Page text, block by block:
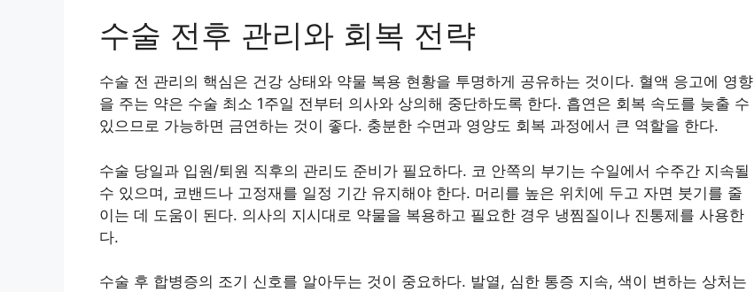
수술 전후 관리와 회복 전략
수술 전 관리의 핵심은 건강 상태와 약물 복용 현황을 투명하게 공유하는 것이다. 혈액 응고에 영향
을 주는 약은 수술 최소 1주일 전부터 의사와 상의해 중단하도록 한다. 흡연은 회복 속도를 늦출 수
있으므로 가능하면 금연하는 것이 좋다. 충분한 수면과 영양도 회복 과정에서 큰 역할을 한다.
수술 당일과 입원/퇴원 직후의 관리도 준비가 필요하다. 코 안쪽의 부기는 수일에서 수주간 지속될
수 있으며, 코밴드나 고정재를 일정 기간 유지해야 한다. 머리를 높은 위치에 두고 자면 붓기를 줄
이는 데 도움이 된다. 의사의 지시대로 약물을 복용하고 필요한 경우 냉찜질이나 진통제를 사용한
다.
수술 후 합병증의 조기 신호를 알아두는 것이 중요하다. 발열, 심한 통증 지속, 색이 변하는 상처는